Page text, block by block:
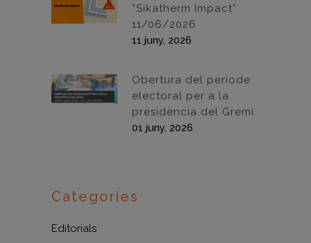
“Sikatherm Impact”
11/06/2026
11 juny, 2026
Obertura del període
electoral per a la
presidència del Gremi
01 juny, 2026
Categories
Editorials